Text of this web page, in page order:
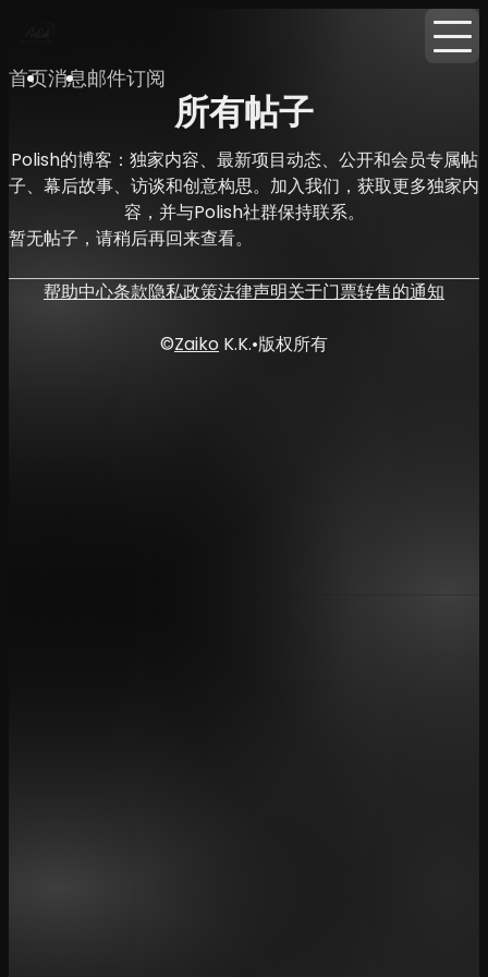
首页消息邮件订阅
所有帖子
Polish的博客：独家内容、最新项目动态、公开和会员专属帖
子、幕后故事、访谈和创意构思。加入我们，获取更多独家内
容，并与Polish社群保持联系。
暂无帖子，请稍后再回来查看。
帮助中心条款隐私政策法律声明关于门票转售的通知
©Zaiko K.K.•版权所有